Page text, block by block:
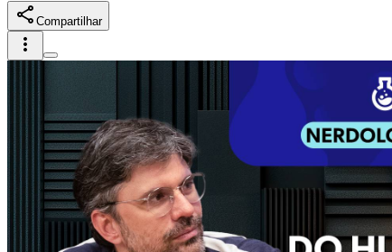
Compartilhar